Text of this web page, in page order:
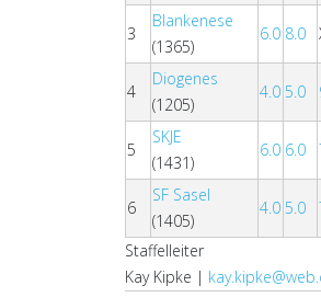
3
Blankenese
(1365)
6.0 8.0
4
Diogenes
(1205)
4.0 5.0
5
SKJE
(1431)
6.0 6.0
6
SF Sasel
(1405)
4.0 5.0
Staffelleiter
Kay Kipke |